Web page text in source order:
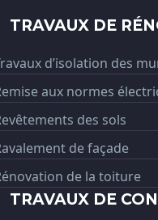
TRAVAUX DE
d’isolation des
aux normes
des sols
de façade
de la toiture
TRAVAUX DE